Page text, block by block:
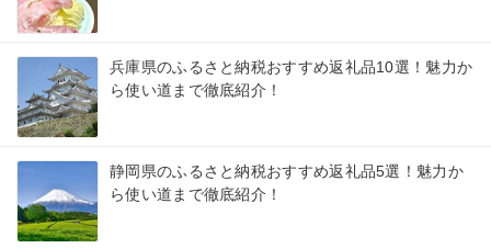
兵庫県のふるさと納税おすすめ返礼品10選！魅力か
ら使い道まで徹底紹介！
静岡県のふるさと納税おすすめ返礼品5選！魅力か
ら使い道まで徹底紹介！